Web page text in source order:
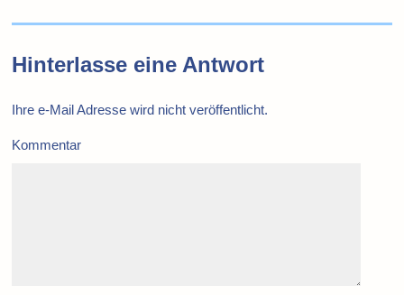
Hinterlasse eine Antwort
Ihre e-Mail Adresse wird nicht veröffentlicht.
Kommentar